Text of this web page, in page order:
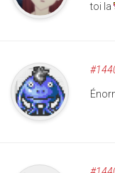
toi la